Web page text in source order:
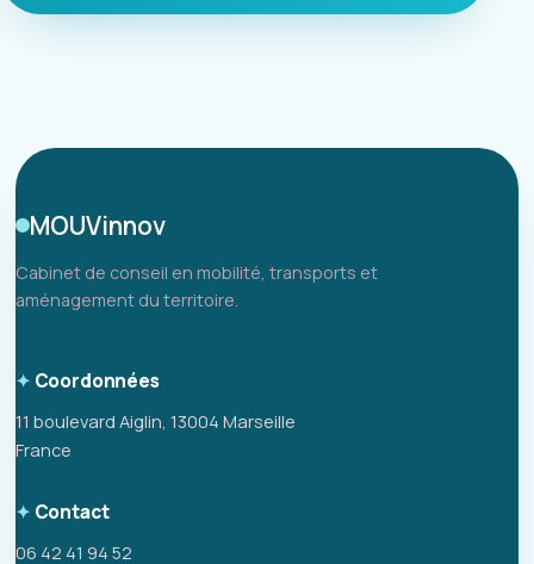
MOUVinnov
Cabinet de conseil en mobilité, transports et
aménagement du territoire.
Coordonnées
11 boulevard Aiglin, 13004 Marseille
France
Contact
06 42 41 94 52